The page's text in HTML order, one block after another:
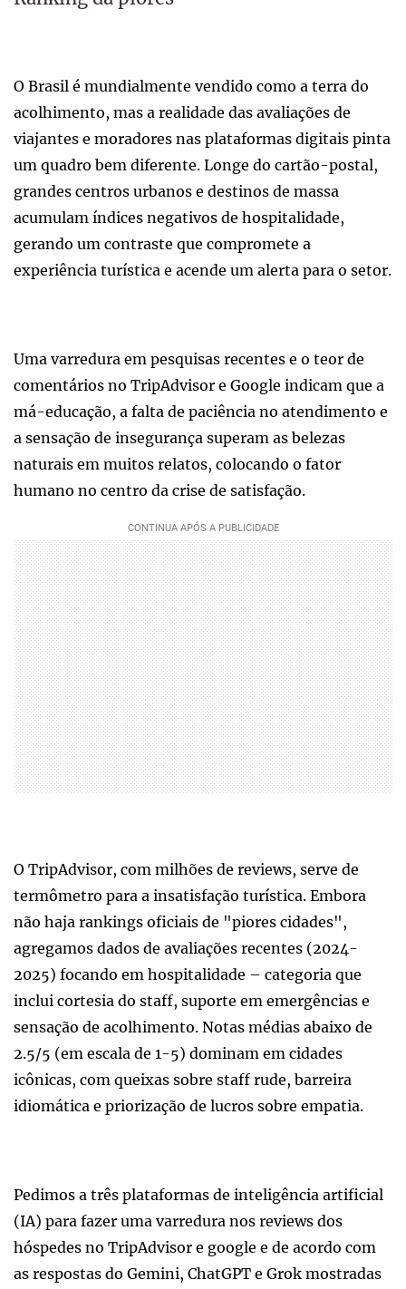
O Brasil é mundialmente vendido como a terra do
acolhimento, mas a realidade das avaliações de
viajantes e moradores nas plataformas digitais pinta
um quadro bem diferente. Longe do cartão-postal,
grandes centros urbanos e destinos de massa
acumulam índices negativos de hospitalidade,
gerando um contraste que compromete a
experiência turística e acende um alerta para o setor.
Uma varredura em pesquisas recentes e o teor de
comentários no TripAdvisor e Google indicam que a
má-educação, a falta de paciência no atendimento e
a sensação de insegurança superam as belezas
naturais em muitos relatos, colocando o fator
humano no centro da crise de satisfação.
O TripAdvisor, com milhões de reviews, serve de
termômetro para a insatisfação turística. Embora
não haja rankings oficiais de "piores cidades",
agregamos dados de avaliações recentes (2024-
2025) focando em hospitalidade – categoria que
inclui cortesia do staff, suporte em emergências e
sensação de acolhimento. Notas médias abaixo de
2.5/5 (em escala de 1-5) dominam em cidades
icônicas, com queixas sobre staff rude, barreira
idiomática e priorização de lucros sobre empatia.
Pedimos a três plataformas de inteligência artificial
(IA) para fazer uma varredura nos reviews dos
hóspedes no TripAdvisor e google e de acordo com
as respostas do Gemini, ChatGPT e Grok mostradas